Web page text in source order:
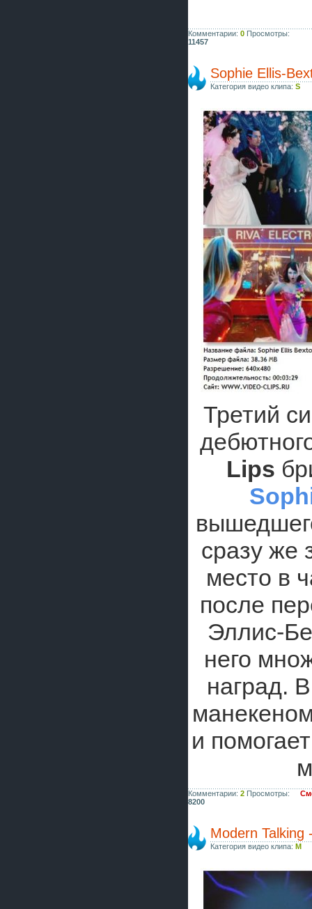
Комментарии: 0 Просмотры:
11457
Sophie Ellis-
Категория видео клипа: S
Третий
Lips
сразу же
место в
после
Эллис-
него
наград.
и
Комментарии: 2 Просмотры:
8200
Modern Talking
Категория видео клипа: M